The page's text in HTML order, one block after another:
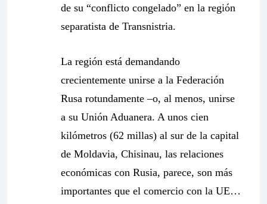
de su “conflicto congelado” en la región
separatista de Transnistria.
La región está demandando
crecientemente unirse a la Federación
Rusa rotundamente –o, al menos, unirse
a su Unión Aduanera. A unos cien
kilómetros (62 millas) al sur de la capital
de Moldavia, Chisinau, las relaciones
económicas con Rusia, parece, son más
importantes que el comercio con la UE…